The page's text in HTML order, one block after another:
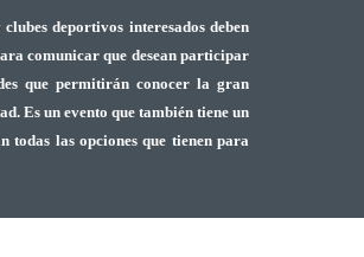
deportivos interesados deben
comunicar que desean participar
que permitirán conocer la gran
Es un evento que también tiene un
las opciones que tienen para